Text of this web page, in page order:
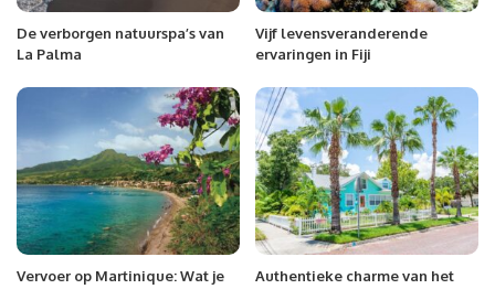
De verborgen natuurspa’s van
La Palma
Vijf levensveranderende
ervaringen in Fiji
Vervoer op Martinique: Wat je
Authentieke charme van het